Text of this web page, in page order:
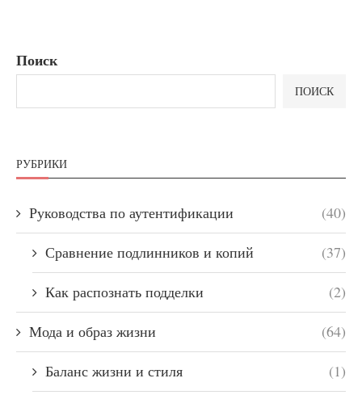
Поиск
ПОИСК
РУБРИКИ
Руководства по аутентификации (40)
Сравнение подлинников и копий (37)
Как распознать подделки (2)
Мода и образ жизни (64)
Баланс жизни и стиля (1)